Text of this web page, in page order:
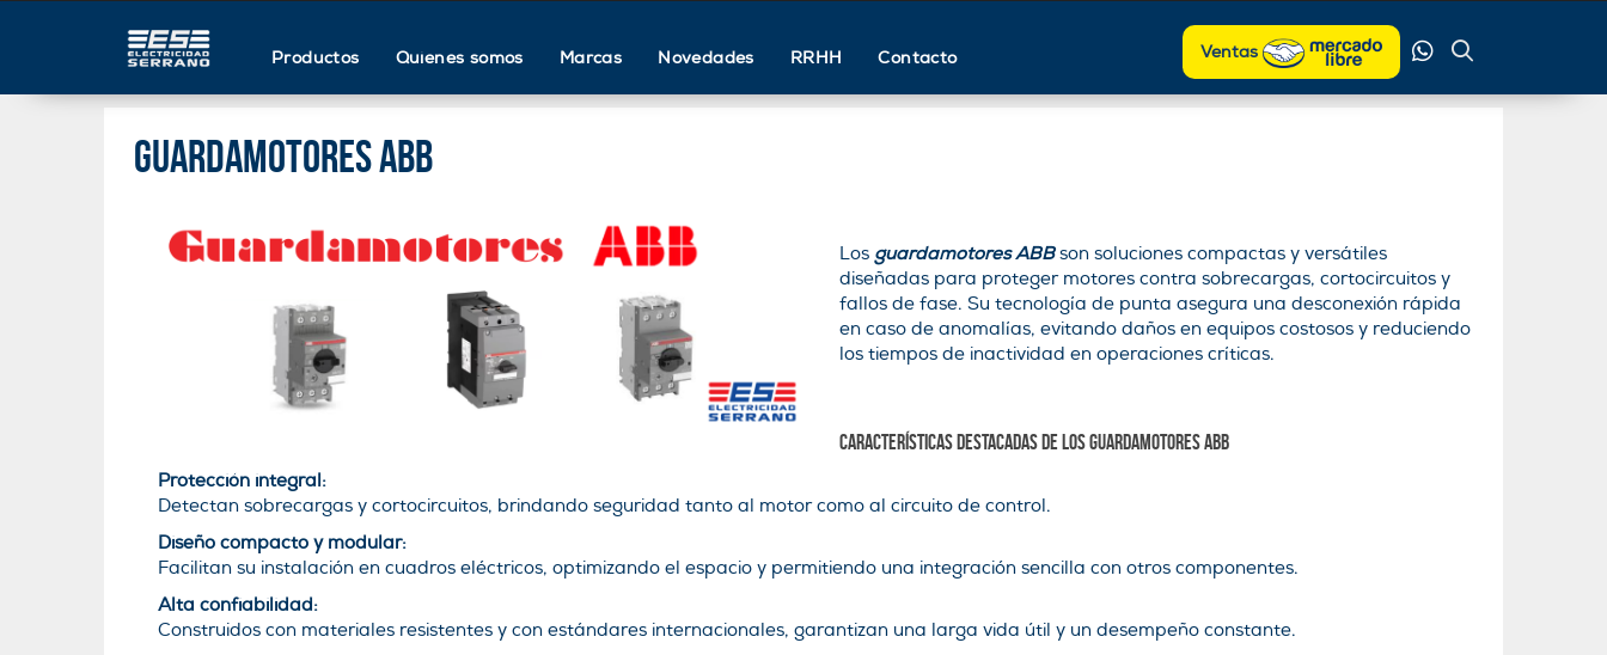
Ventas
Productos Quienes somos Marcas Novedades RRHH Contacto
Guardamotores ABB
Los guardamotores ABBson soluciones compactas y versátiles
diseñadas para proteger motores contra sobrecargas, cortocircuitos y
fallos de fase. Su tecnología de punta asegura una desconexión rápida
en caso de anomalías, evitando daños en equipos costosos y reduciendo
los tiempos de inactividad en operaciones críticas.
Características destacadas de los guardamotores ABB
Protección integral:
Detectan sobrecargas y cortocircuitos, brindando seguridad tanto al motor como al circuito de control.
Diseño compacto y modular:
Facilitan su instalación en cuadros eléctricos, optimizando el espacio y permitiendo una integración sencilla con otros componentes.
Alta confiabilidad:
Construidos con materiales resistentes y con estándares internacionales, garantizan una larga vida útil y un desempeño constante.